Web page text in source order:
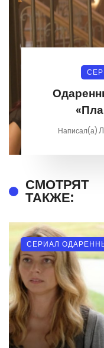
Написал(а)
СМОТРЯТ
ТАКЖЕ:
СЕРИАЛ